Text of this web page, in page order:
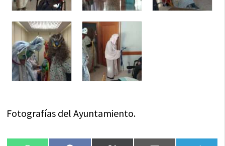
Fotografías del Ayuntamiento.